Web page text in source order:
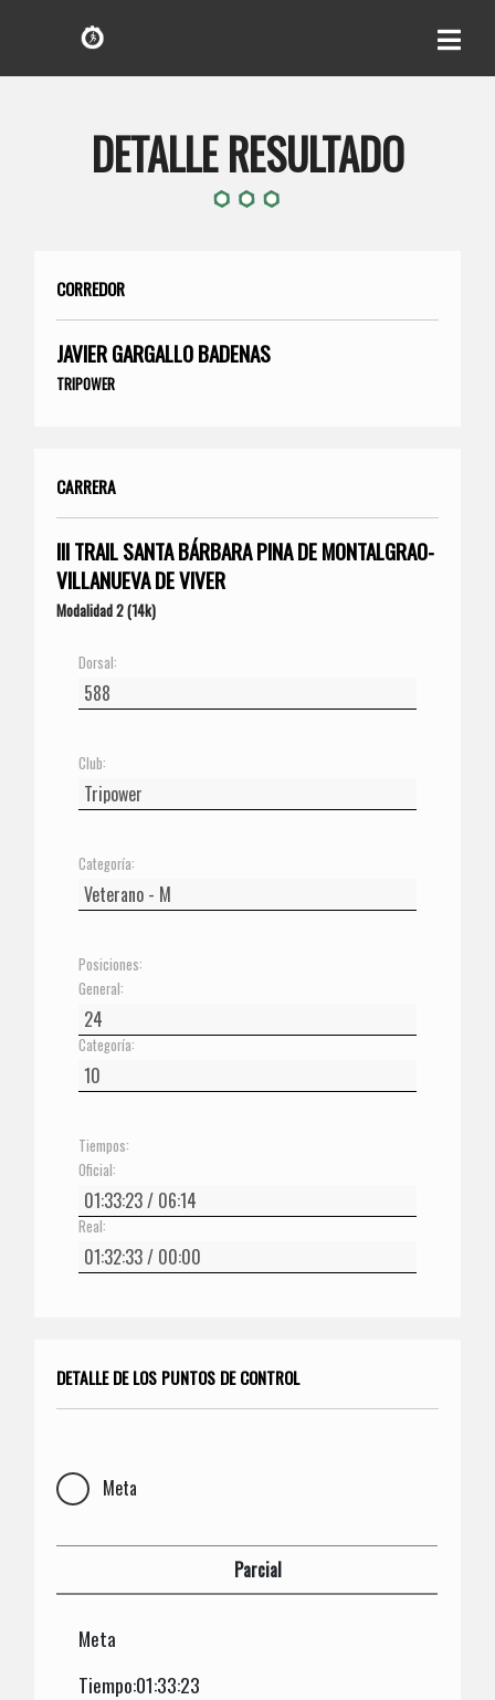
DETALLE RESULTADO
CORREDOR
JAVIER GARGALLO BADENAS
TRIPOWER
CARRERA
III TRAIL SANTA BÁRBARA PINA DE MONTALGRAO-
VILLANUEVA DE VIVER
Modalidad 2 (14k)
Dorsal:
Club:
Categoría:
Posiciones:
General:
Categoría:
Tiempos:
Oficial:
Real:
DETALLE DE LOS PUNTOS DE CONTROL
Meta
Parcial
Meta
Tiempo:01:33:23